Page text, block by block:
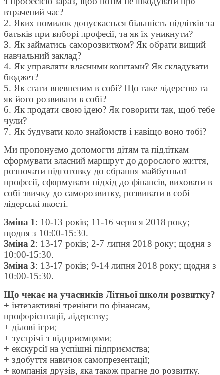
втрачений час?
2. Яких помилок допускається більшість підлітків та
батьків при виборі професії, та як їх уникнути?
3. Як займатись саморозвитком? Як обрати вищий
навчальний заклад?
4. Як управляти власними коштами? Як складувати
бюджет?
5. Як стати впевненим в собі? Що таке лідерство та
як його розвивати в собі?
6. Як продати свою ідею? Як говорити так, щоб тебе
чули?
7. Як будувати коло знайомств і навіщо воно тобі?
Ми пропонуємо допомогти дітям та підліткам
сформувати власний маршрут до дорослого життя,
розпочати підготовку до обрання майбутньої
професії, сформувати підхід до фінансів, виховати в
собі звичку до саморозвитку, розвивати в собі
лідерські якості.
Зміна 1: 10-13 років; 11-16 червня 2018 року;
щодня з 10:00-15:30.
Зміна 2: 13-17 років; 2-7 липня 2018 року; щодня з
10:00-15:30.
Зміна 3: 13-17 років; 9-14 липня 2018 року; щодня з
10:00-15:30.
Що чекає на учасників Літньої школи розвитку?
+ інтерактивні тренінги по фінансам,
профорієнтації, лідерству;
+ ділові ігри;
+ зустрічі з підприємцями;
+ екскурсії на успішні підприємства;
+ здобуття навичок самопрезентації;
+ компанія друзів, яка також прагне до розвитку.